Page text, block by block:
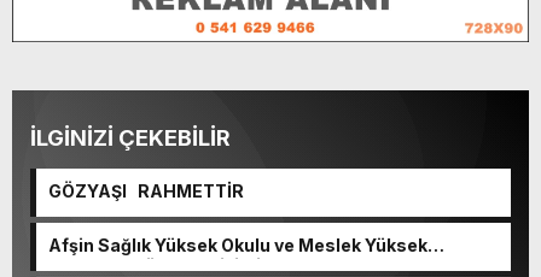
İLGİNİZİ ÇEKEBİLİR
GÖZYAŞI RAHMETTİR
Afşin Sağlık Yüksek Okulu ve Meslek Yüksek
Okulunda görev değişimi!